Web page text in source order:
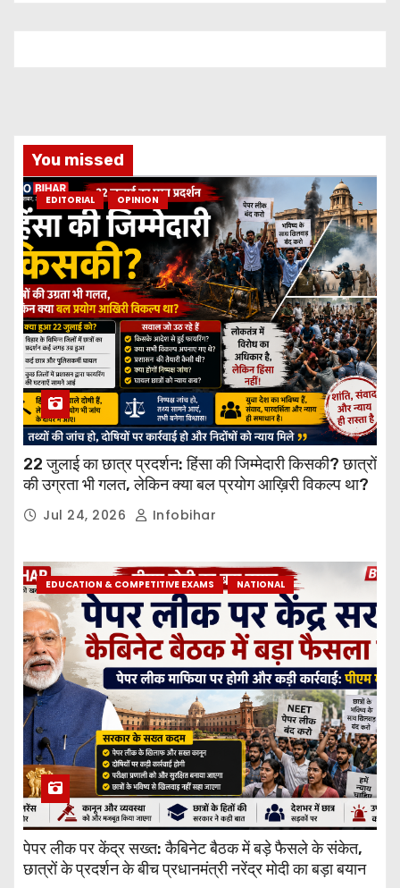
You missed
EDITORIAL OPINION
22 जुलाई का छात्र प्रदर्शन: हिंसा की जिम्मेदारी किसकी? छात्रों
की उग्रता भी गलत, लेकिन क्या बल प्रयोग आख़िरी विकल्प था?
Jul 24, 2026 Infobihar
EDUCATION & COMPETITIVE EXAMS NATIONAL
पेपर लीक पर केंद्र सख्त: कैबिनेट बैठक में बड़े फैसले के संकेत,
छात्रों के प्रदर्शन के बीच प्रधानमंत्री नरेंद्र मोदी का बड़ा बयान